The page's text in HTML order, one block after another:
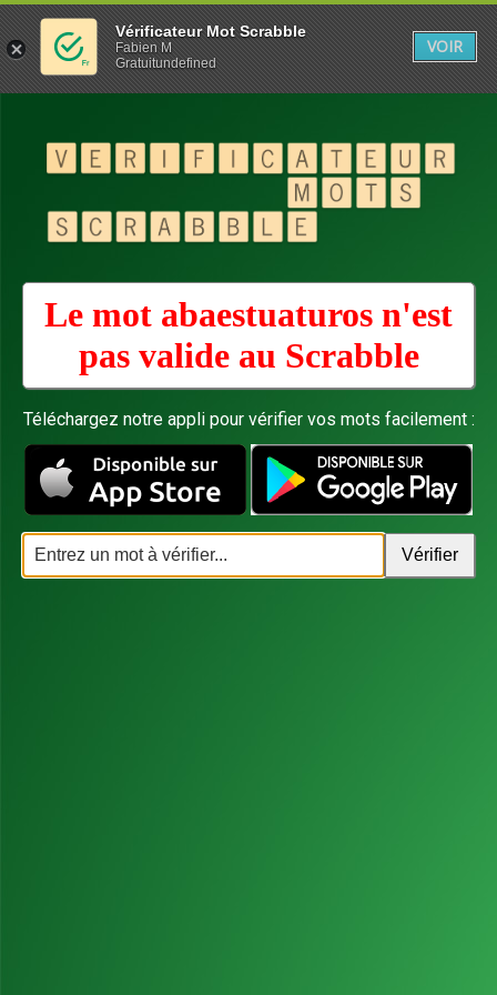
Le mot abaestuaturos n'est
pas valide au Scrabble
Téléchargez notre appli pour vérifier vos mots facilement :
Vérificateur Mot Scrabble
Fabien M
Gratuitundefined
VOIR